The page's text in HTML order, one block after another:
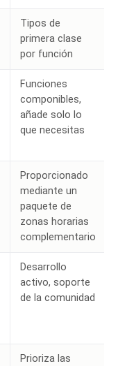
Tipos de
primera clase
por función
Funciones
componibles,
añade solo lo
que necesitas
Proporcionado
mediante un
paquete de
zonas horarias
complementario
Desarrollo
activo, soporte
de la comunidad
Prioriza las